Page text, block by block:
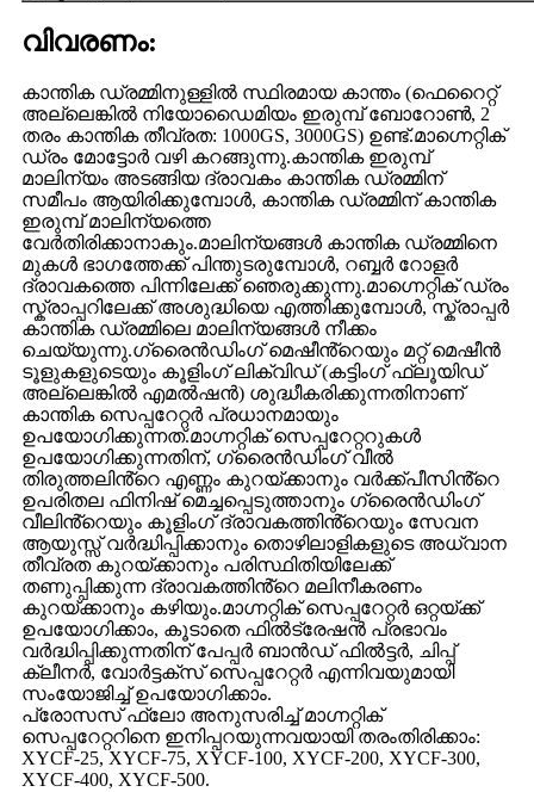
വിവരണം:
കാന്തിക ഡ്രമ്മിനുള്ളിൽ സ്ഥിരമായ കാന്തം (ഫെറൈറ്റ്
അല്ലെങ്കിൽ നിയോഡൈമിയം ഇരുമ്പ് ബോറോൺ, 2
തരം കാന്തിക തീവ്രത: 1000GS, 3000GS) ഉണ്ട്.മാഗ്നെറ്റിക്
ഡ്രം മോട്ടോർ വഴി കറങ്ങുന്നു.കാന്തിക ഇരുമ്പ്
മാലിന്യം അടങ്ങിയ ദ്രാവകം കാന്തിക ഡ്രമ്മിന്
സമീപം ആയിരിക്കുമ്പോൾ, കാന്തിക ഡ്രമ്മിന് കാന്തിക
ഇരുമ്പ് മാലിന്യത്തെ
വേർതിരിക്കാനാകും.മാലിന്യങ്ങൾ കാന്തിക ഡ്രമ്മിനെ
മുകൾ ഭാഗത്തേക്ക് പിന്തുടരുമ്പോൾ, റബ്ബർ റോളർ
ദ്രാവകത്തെ പിന്നിലേക്ക് ഞെരുക്കുന്നു.മാഗ്നെറ്റിക് ഡ്രം
സ്ക്രാപ്പറിലേക്ക് അശുദ്ധിയെ എത്തിക്കുമ്പോൾ, സ്ക്രാപ്പർ
കാന്തിക ഡ്രമ്മിലെ മാലിന്യങ്ങൾ നീക്കം
ചെയ്യുന്നു.ഗ്രൈൻഡിംഗ് മെഷീൻ്റെയും മറ്റ് മെഷീൻ
ടൂളുകളുടെയും കൂളിംഗ് ലിക്വിഡ് (കട്ടിംഗ് ഫ്ലൂയിഡ്
അല്ലെങ്കിൽ എമൽഷൻ) ശുദ്ധീകരിക്കുന്നതിനാണ്
കാന്തിക സെപ്പറേറ്റർ പ്രധാനമായും
ഉപയോഗിക്കുന്നത്.മാഗ്നറ്റിക് സെപ്പറേറ്ററുകൾ
ഉപയോഗിക്കുന്നതിന്, ഗ്രൈൻഡിംഗ് വീൽ
തിരുത്തലിൻ്റെ എണ്ണം കുറയ്ക്കാനും വർക്ക്പീസിൻ്റെ
ഉപരിതല ഫിനിഷ് മെച്ചപ്പെടുത്താനും ഗ്രൈൻഡിംഗ്
വീലിൻ്റെയും കൂളിംഗ് ദ്രാവകത്തിൻ്റെയും സേവന
ആയുസ്സ് വർദ്ധിപ്പിക്കാനും തൊഴിലാളികളുടെ അധ്വാന
തീവ്രത കുറയ്ക്കാനും പരിസ്ഥിതിയിലേക്ക്
തണുപ്പിക്കുന്ന ദ്രാവകത്തിൻ്റെ മലിനീകരണം
കുറയ്ക്കാനും കഴിയും.മാഗ്നറ്റിക് സെപ്പറേറ്റർ ഒറ്റയ്ക്ക്
ഉപയോഗിക്കാം, കൂടാതെ ഫിൽട്രേഷൻ പ്രഭാവം
വർദ്ധിപ്പിക്കുന്നതിന് പേപ്പർ ബാൻഡ് ഫിൽട്ടർ, ചിപ്പ്
ക്ലീനർ, വോർട്ടക്സ് സെപ്പറേറ്റർ എന്നിവയുമായി
സംയോജിച്ച് ഉപയോഗിക്കാം.
പ്രോസസ് ഫ്ലോ അനുസരിച്ച് മാഗ്നറ്റിക്
സെപ്പറേറ്ററിനെ ഇനിപ്പറയുന്നവയായി തരംതിരിക്കാം:
XYCF-25, XYCF-75, XYCF-100, XYCF-200, XYCF-300,
XYCF-400, XYCF-500.